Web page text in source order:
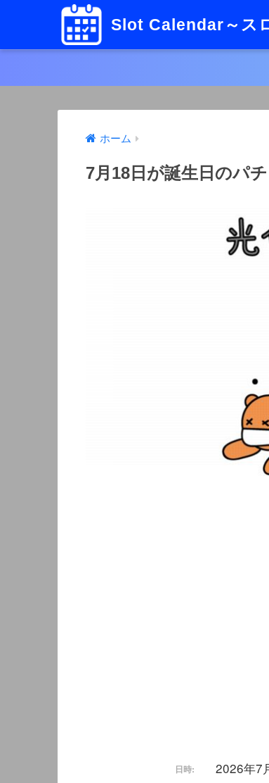
Slot Calendar～ス
ホーム
7月18日が誕生日のパ
日時: 2026年7